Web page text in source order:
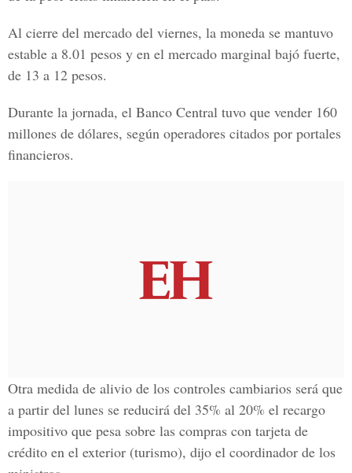
Al cierre del mercado del viernes, la moneda se mantuvo
estable a 8.01 pesos y en el mercado marginal bajó fuerte,
de 13 a 12 pesos.
Durante la jornada, el Banco Central tuvo que vender 160
millones de dólares, según operadores citados por portales
financieros.
Otra medida de alivio de los controles cambiarios será que
a partir del lunes se reducirá del 35% al 20% el recargo
impositivo que pesa sobre las compras con tarjeta de
crédito en el exterior (turismo), dijo el coordinador de los